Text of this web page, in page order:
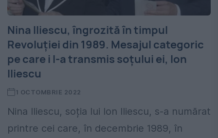
Nina Iliescu, îngrozită în timpul
Revoluției din 1989. Mesajul categoric
pe care i l-a transmis soțului ei, Ion
Iliescu
1 OCTOMBRIE 2022
Nina Iliescu, soția lui Ion Iliescu, s-a numărat
printre cei care, în decembrie 1989, în